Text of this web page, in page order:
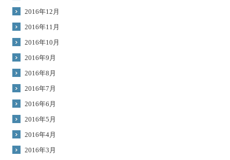
2016年12月
2016年11月
2016年10月
2016年9月
2016年8月
2016年7月
2016年6月
2016年5月
2016年4月
2016年3月